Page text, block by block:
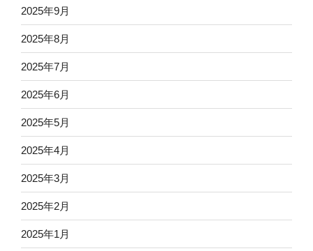
2025年9月
2025年8月
2025年7月
2025年6月
2025年5月
2025年4月
2025年3月
2025年2月
2025年1月